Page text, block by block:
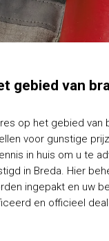
gebied van
op het gebied van
voor gunstige
in huis om u te
in Breda. Hier
ingepakt en uw